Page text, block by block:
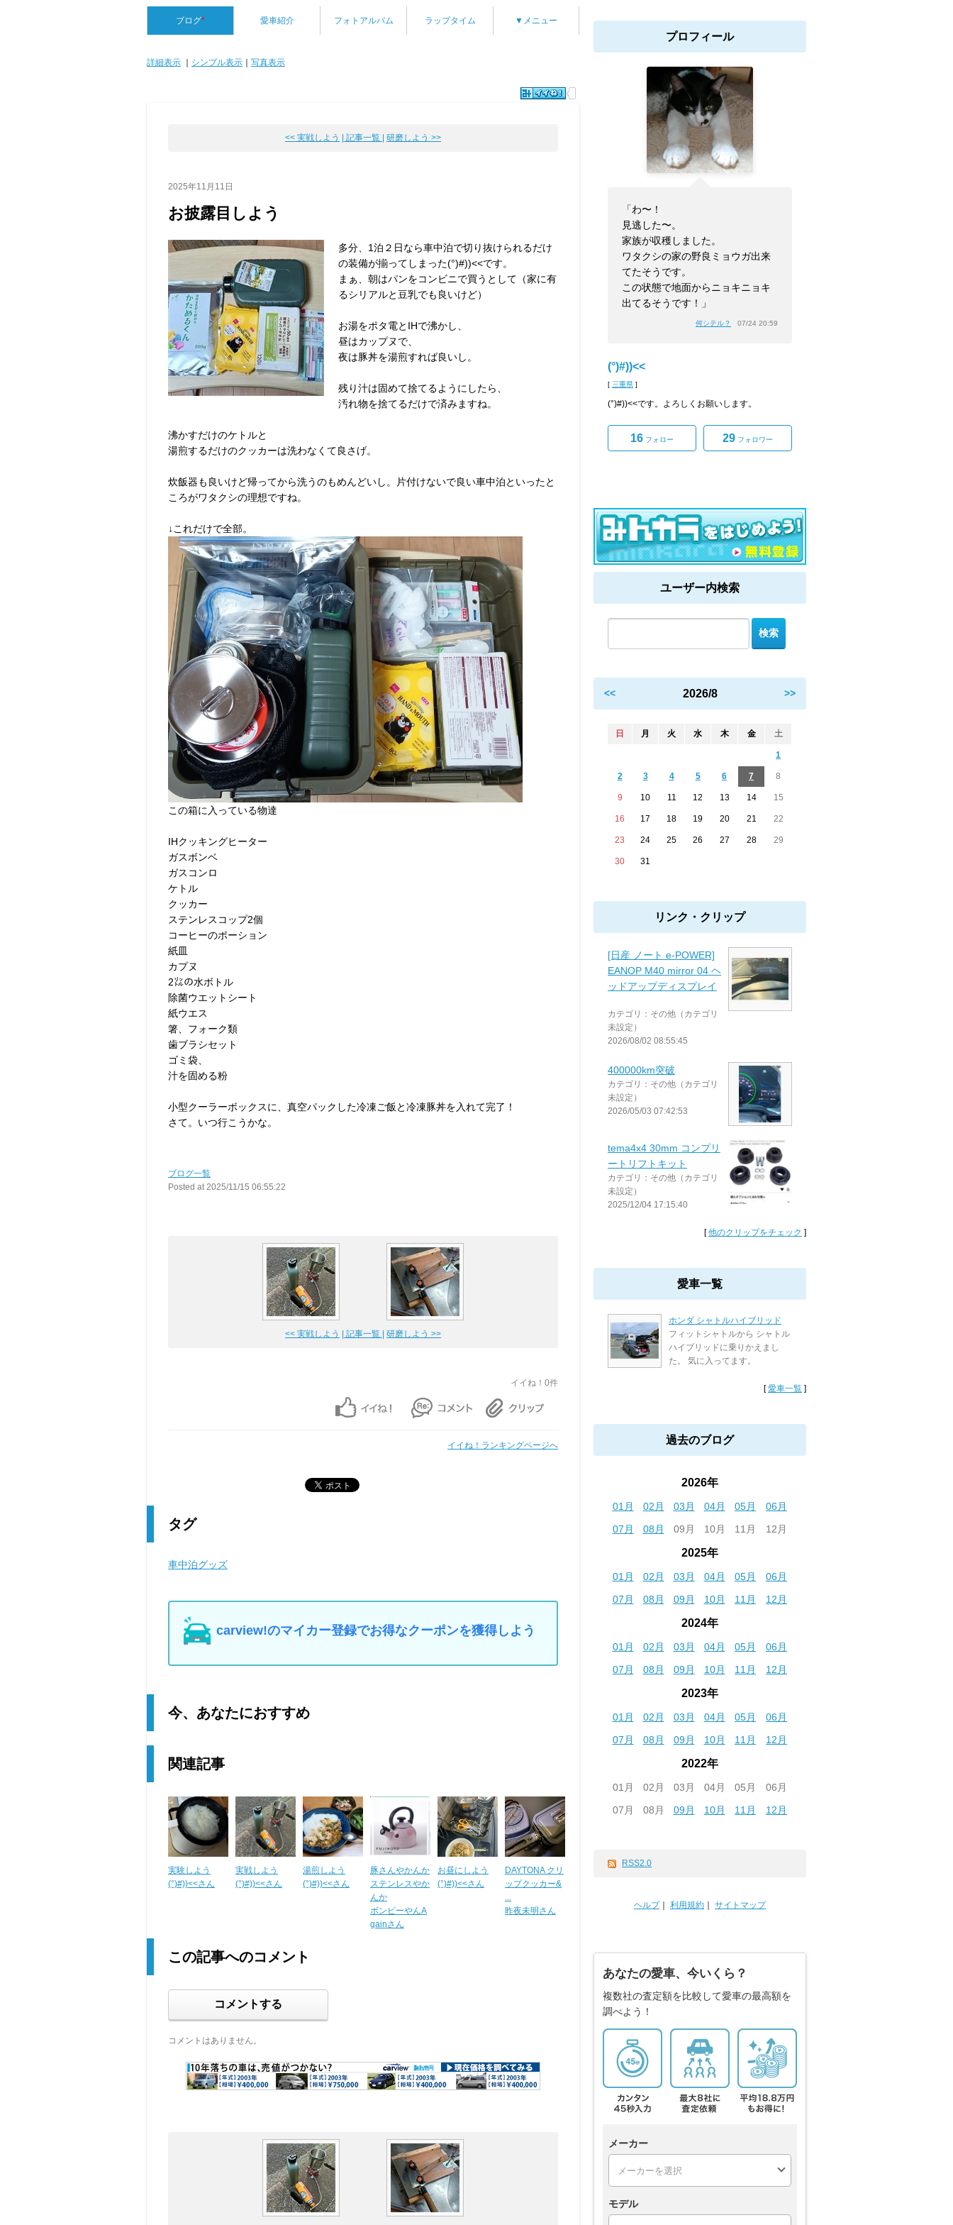
ブログ* 愛車紹介 フォトアルバム ラップタイム ▼メニュー
詳細表示 シンプル表示 写真表示
<< 実戦しよう | 記事一覧 | 研磨しよう >>
2025年11月11日
お披露目しよう
多分、1泊２日なら車中泊で切り抜けられるだけ
の装備が揃ってしまった(°)#))<<です。
まぁ、朝はパンをコンビニで買うとして（家に有
るシリアルと豆乳でも良いけど）
お湯をポタ電とIHで沸かし、
昼はカップヌで、
夜は豚丼を湯煎すれば良いし。
残り汁は固めて捨てるようにしたら、
汚れ物を捨てるだけで済みますね。
沸かすだけのケトルと
湯煎するだけのクッカーは洗わなくて良さげ。
炊飯器も良いけど帰ってから洗うのもめんどいし。片付けないで良い車中泊といったと
ころがワタクシの理想ですね。
↓これだけで全部。
この箱に入っている物達
IHクッキングヒーター
ガスボンベ
ガスコンロ
ケトル
クッカー
ステンレスコップ2個
コーヒーのポーション
紙皿
カプヌ
2㍑の水ボトル
除菌ウエットシート
紙ウエス
箸、フォーク類
歯ブラシセット
ゴミ袋、
汁を固める粉
小型クーラーボックスに、真空パックした冷凍ご飯と冷凍豚丼を入れて完了！
さて。いつ行こうかな。
ブログ一覧
Posted at 2025/11/15 06:55:22
<< 実戦しよう | 記事一覧 | 研磨しよう >>
イイね！0件
イイね！ランキングページへ
タグ
車中泊グッズ
carview!のマイカー登録でお得なクーポンを獲得しよう
今、あなたにおすすめ
関連記事
実験しよう
(°)#))<<さん
実戦しよう
(°)#))<<さん
湯煎しよう
(°)#))<<さん
豚さんやかんか
ステンレスやか
んか
ボンビーやんA
gainさん
お昼にしよう
(°)#))<<さん
DAYTONA クリ
ップクッカー&
昨夜未明さん
この記事へのコメント
コメントする
コメントはありません。
プロフィール
「わ〜！
見逃した〜。
家族が収穫しました。
ワタクシの家の野良ミョウガ出来
てたそうです。
この状態で地面からニョキニョキ
出てるそうです！」
何シテル？ 07/24 20:59
(°)#))<<
[ 三重県 ]
(°)#))<<です。よろしくお願いします。
16 フォロー 29 フォロワー
ユーザー内検索
<< 2026/8 >>
日 月 火 水 木 金 土
1
2 3 4 5 6 7 8
9 10 11 12 13 14 15
16 17 18 19 20 21 22
23 24 25 26 27 28 29
30 31
リンク・クリップ
[日産 ノート e-POWER]
EANOP M40 mirror 04 ヘ
ッドアップディスプレイ
カテゴリ：その他（カテゴリ
未設定）
2026/08/02 08:55:45
400000km突破
カテゴリ：その他（カテゴリ
未設定）
2026/05/03 07:42:53
tema4x4 30mm コンプリ
ートリフトキット
カテゴリ：その他（カテゴリ
未設定）
2025/12/04 17:15:40
[他のクリップをチェック ]
愛車一覧
ホンダ シャトルハイブリッド
フィットシャトルから シャトル
ハイブリッドに乗りかえまし
た。 気に入ってます。
[愛車一覧 ]
過去のブログ
2026年
01月 02月 03月 04月 05月
06月
07月
08月 09月 10月 11月 12月
2025年
01月 02月 03月 04月 05月
06月
07月
08月 09月 10月 11月 12月
2024年
01月 02月 03月 04月 05月
06月
07月
08月 09月 10月 11月 12月
2023年
01月 02月 03月 04月 05月
06月
07月
08月 09月 10月 11月 12月
2022年
01月 02月 03月 04月 05月
06月
07月
08月 09月 10月 11月 12月
RSS2.0
ヘルプ｜ 利用規約 サイトマップ
あなたの愛車、今いくら？
複数社の査定額を比較して愛車の最高額を
調べよう！
メーカー
モデル